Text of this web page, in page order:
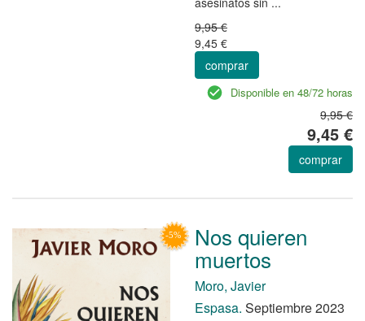
9,95 €
9,45 €
comprar
Disponible en 48/72 horas
9,95 €
9,45 €
comprar
Nos quieren
muertos
Moro, Javier
Espasa. Septiembre 2023